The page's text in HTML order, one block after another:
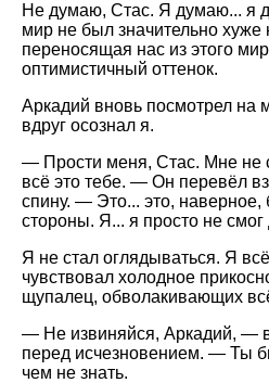
Не думаю, Стас. Я думаю... я
мир не был значительно хуже
переносящая нас из этого
оптимистичный оттенок.
Аркадий вновь посмотрел на
вдруг осознал я.
— Прости меня, Стас. Мне не
всё это тебе. — Он перевёл
спину. — Это... это,
стороны. Я... я просто не
Я не стал оглядываться. Я
чувствовал холодное
щупалец, обволакивающих
— Не извиняйся, Аркадий, —
перед исчезновением. — Ты
чем не знать.